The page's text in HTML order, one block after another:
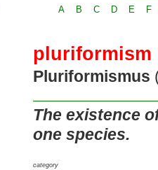
A B C D E F
pluriformism
Pluriformismus
The existence
one species.
category